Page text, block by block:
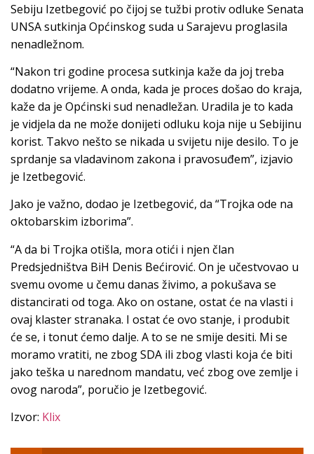
Sebiju Izetbegović po čijoj se tužbi protiv odluke Senata
UNSA sutkinja Općinskog suda u Sarajevu proglasila
nenadležnom.
“Nakon tri godine procesa sutkinja kaže da joj treba
dodatno vrijeme. A onda, kada je proces došao do kraja,
kaže da je Općinski sud nenadležan. Uradila je to kada
je vidjela da ne može donijeti odluku koja nije u Sebijinu
korist. Takvo nešto se nikada u svijetu nije desilo. To je
sprdanje sa vladavinom zakona i pravosuđem”, izjavio
je Izetbegović.
Jako je važno, dodao je Izetbegović, da “Trojka ode na
oktobarskim izborima”.
“A da bi Trojka otišla, mora otići i njen član
Predsjedništva BiH Denis Bećirović. On je učestvovao u
svemu ovome u čemu danas živimo, a pokušava se
distancirati od toga. Ako on ostane, ostat će na vlasti i
ovaj klaster stranaka. I ostat će ovo stanje, i produbit
će se, i tonut ćemo dalje. A to se ne smije desiti. Mi se
moramo vratiti, ne zbog SDA ili zbog vlasti koja će biti
jako teška u narednom mandatu, već zbog ove zemlje i
ovog naroda”, poručio je Izetbegović.
Izvor: Klix